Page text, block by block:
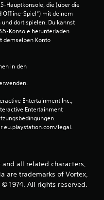
Hauptkonsole, die (über die
Offline-Spiel“) mit deinem
dort spielen. Du kannst
Konsole herunterladen
demselben Konto
in den
Entertainment Inc.,
Entertainment
eu.playstation.com/legal.
and all related characters,
are trademarks of Vortex,
1974. All rights reserved.